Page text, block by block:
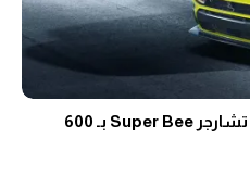
عودة أسطورة العضلات: دودج تشارجر Super Bee بـ 600